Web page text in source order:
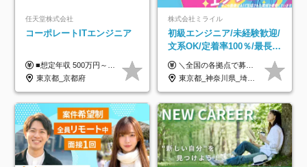
任天堂株式会社
コーポレートITエンジニア
■想定年収 500万円～900万円 月給制 月給278,000円～ ※残業が発生した場合、残業代を別途全額支給します ※試用期間2ヶ月あり(待遇や給与に差異はありません)
東京都_京都府
株式会社ミライル
初級エンジニア/未経験歓迎/
文系OK/定着率100％/最長1
年の自社ITスクール研修あ
り/年休130日
＼全国の各拠点で募集中！／ 給与は以下の通り、勤務地により異なります。 札幌：月給23万円～27万円 仙台：月給22万円～26万円 新潟：月給22万円～26万円 東京：月給26万円～30万円 大阪：月給24万円～29万円 福岡：月給23.5万円～27万円 沖縄：月給21万円～26万円 ◎給与は知識や経験を考慮して決定します。 ◎残業は別途全額支給します。 ◎試用期間12カ月あり（給与は以下の通りです。その他条件に変更はありません） （試用期間の給与） 札幌：月給18.6万円～ 仙台：月給19万円～ 新潟：月給18万円～ 東京：月給22万円～ 大阪：月給20.8万円～ 福岡：月給19万円～ 沖縄：月給18万円～
東京都_神奈川県_埼玉県_千葉県_大阪府_愛知県_北海道_青森県_岩手県_宮城県_秋田県_山形県_福島県_茨城県_栃木県_群馬県_新潟県_山梨県_長野県_富山県_石川県_福井県_静岡県_岐阜県_三重県_兵庫県_京都府_滋賀県_奈良県_和歌山県_広島県_岡山県_鳥取県_島根県_山口県_徳島県_香川県_愛媛県_高知県_福岡県_熊本県_佐賀県_長崎県_大分県_宮崎県_鹿児島県_沖縄県